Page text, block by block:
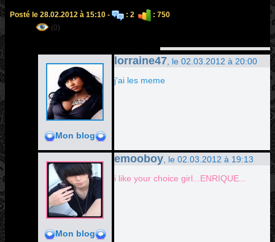
Posté le 28.02.2012 à 15:10 - : 2
: 750
(0)
Mon blog
lorraine47 , le 02.03.2012 à 20:00
j'ai les meme
Mon blog
emooboy , le 02.03.2012 à 19:13
i like your choice girl...ENRIQUE...